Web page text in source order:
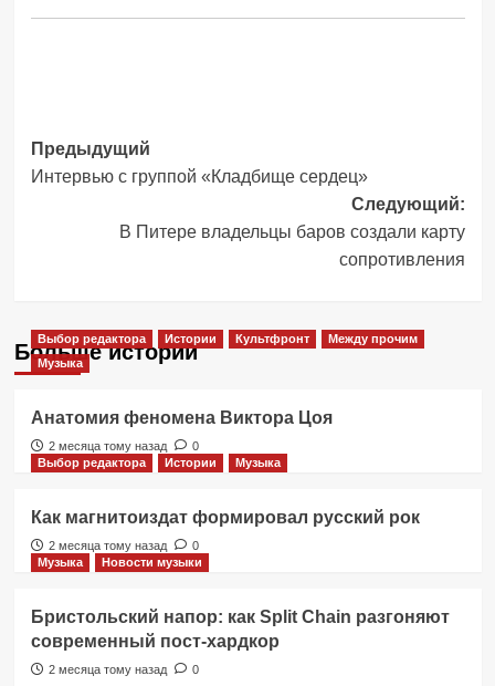
Навигация
записи
Предыдущий
Интервью с группой «Кладбище сердец»
Следующий:
В Питере владельцы баров создали карту
сопротивления
Больше историй
Выбор редактора Истории Культфронт
Между прочим
Музыка
Анатомия феномена Виктора Цоя
2 месяца тому назад
0
Выбор редактора
Истории Музыка
Как магнитоиздат формировал русский рок
2 месяца тому назад
0
Музыка
Новости музыки
Бристольский напор: как Split Chain разгоняют
современный пост-хардкор
2 месяца тому назад 0